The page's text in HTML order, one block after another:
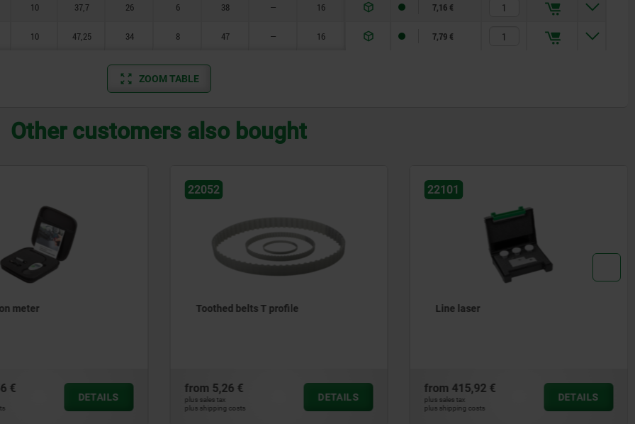
10 37,7 26 6 38 — 16 7,16 €
10 47,25 34 8 47 — 16 7,79 €
ZOOM TABLE
Other customers also bought
meter
€
DETAILS
22052
Toothed belts T profile
from 5,26 €
plus sales tax
plus shipping costs
DETAILS
22101
Line laser
from 415,92 €
plus sales tax
plus shipping costs
DETAILS